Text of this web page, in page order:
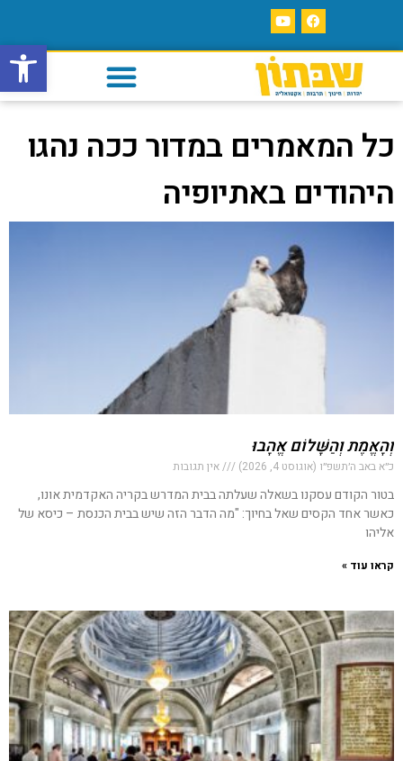
פתח
כל המאמרים במדור ככה נהגו
היהודים באתיופיה
וְהָאֱמֶת וְהַשָּׁלוֹם אֱהָבוּ
כ״א באב ה׳תשפ״ו (אוגוסט 4, 2026) אין תגובות
בטור הקודם עסקנו בשאלה שעלתה בבית המדרש בקריה האקדמית אונו,
כאשר אחד הקסים שאל בחיוך: "מה הדבר הזה שיש בבית הכנסת – כיסא של
אליהו
קראו עוד »